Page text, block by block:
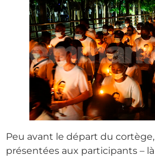
Peu avant le départ du
présentées aux participants –